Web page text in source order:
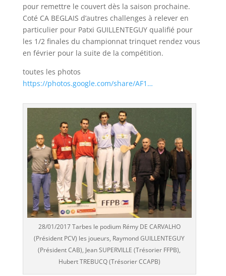
pour remettre le couvert dès la saison prochaine.
Coté CA BEGLAIS d’autres challenges à relever en
particulier pour Patxi GUILLENTEGUY qualifié pour
les 1/2 finales du championnat trinquet rendez vous
en février pour la suite de la compétition.
toutes les photos
https://photos.google.com/share/AF1…
28/01/2017 Tarbes le podium Rémy DE CARVALHO
(Président PCV) les joueurs, Raymond GUILLENTEGUY
(Président CAB), Jean SUPERVILLE (Trésorier FFPB),
Hubert TREBUCQ (Trésorier CCAPB)